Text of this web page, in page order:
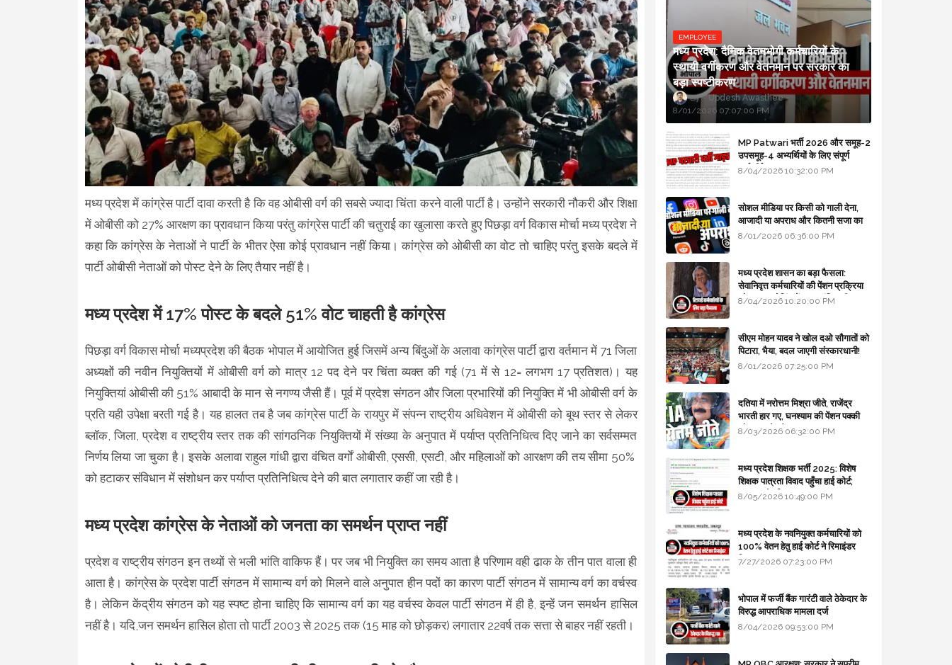
मध्य प्रदेश में कांग्रेस पार्टी दावा करती है कि वह ओबीसी वर्ग की सबसे ज्यादा चिंता करने वाली पार्टी है। उन्होंने सरकारी नौकरी और शिक्षा
में ओबीसी को 27% आरक्षण का प्रावधान किया परंतु कांग्रेस पार्टी की चतुराई का खुलासा करते हुए पिछड़ा वर्ग विकास मोर्चा मध्य प्रदेश ने
कहा कि कांग्रेस के नेताओं ने पार्टी के भीतर ऐसा कोई प्रावधान नहीं किया। कांग्रेस को ओबीसी का वोट तो चाहिए परंतु इसके बदले में
पार्टी ओबीसी नेताओं को पोस्ट देने के लिए तैयार नहीं है।
मध्य प्रदेश में 17% पोस्ट के बदले 51% वोट चाहती है कांग्रेस
पिछड़ा वर्ग विकास मोर्चा मध्यप्रदेश की बैठक भोपाल में आयोजित हुई जिसमें अन्य बिंदुओं के अलावा कांग्रेस पार्टी द्वारा वर्तमान में 71 जिला
अध्यक्षों की नवीन नियुक्तियों में ओबीसी वर्ग को मात्र 12 पद देने पर चिंता व्यक्त की गई (71 में से 12= लगभग 17 प्रतिशत)। यह
नियुक्तियां ओबीसी की 51% आबादी के मान से नगण्य जैसी हैं। पूर्व में प्रदेश संगठन और जिला प्रभारियों की नियुक्ति में भी ओबीसी वर्ग के
प्रति यही उपेक्षा बरती गई है। यह हालत तब है जब कांग्रेस पार्टी के रायपुर में संपन्न राष्ट्रीय अधिवेशन में ओबीसी को बूथ स्तर से लेकर
ब्लॉक, जिला, प्रदेश व राष्ट्रीय स्तर तक की सांगठनिक नियुक्तियों में संख्या के अनुपात में पर्याप्त प्रतिनिधित्व दिए जाने का सर्वसम्मत
निर्णय लिया जा चुका है। इसके अलावा राहुल गांधी द्वारा वंचित वर्गों ओबीसी, एससी, एसटी, और महिलाओं को आरक्षण की तय सीमा 50%
को हटाकर संविधान में संशोधन कर पर्याप्त प्रतिनिधित्व देने की बात लगातार कहीं जा रही है।
मध्य प्रदेश कांग्रेस के नेताओं को जनता का समर्थन प्राप्त नहीं
प्रदेश व राष्ट्रीय संगठन इन तथ्यों से भली भांति वाकिफ हैं। पर जब भी नियुक्ति का समय आता है परिणाम वही ढाक के तीन पात वाला ही
आता है। कांग्रेस के प्रदेश पार्टी संगठन में सामान्य वर्ग को मिलने वाले अनुपात हीन पदों का कारण पार्टी संगठन में सामान्य वर्ग का वर्चस्व
है। लेकिन केंद्रीय संगठन को यह स्पष्ट होना चाहिए कि सामान्य वर्ग का यह वर्चस्व केवल पार्टी संगठन में ही है, इन्हें जन समर्थन हासिल
नहीं है। यदि,जन समर्थन हासिल होता तो पार्टी 2003 से 2025 तक (15 माह को छोड़कर) लगातार 22वर्ष तक सत्ता से बाहर नहीं रहती।
EMPLOYEE
मध्य प्रदेश: दैनिक वेतनभोगी कर्मचारियों के
स्थायी वर्गीकरण और वेतनमान पर सरकार का
बड़ा स्पष्टीकरण
Updesh Awasthee
8/01/2026 07:07:00 PM
MP Patwari भर्ती 2026 और समूह-2
उपसमूह-4 अभ्यर्थियों के लिए संपूर्ण
मार्गदर्शिका
8/04/2026 10:32:00 PM
सोशल मीडिया पर किसी को गाली देना,
आजादी या अपराध और कितनी सजा का
प्रावधान - free legal advice
8/01/2026 06:36:00 PM
मध्य प्रदेश शासन का बड़ा फैसला:
सेवानिवृत्त कर्मचारियों की पेंशन प्रक्रिया
और बजट कोडिंग में हुए क्रांतिकारी
8/04/2026 10:20:00 PM
सीएम मोहन यादव ने खोल दओ सौगातों को
पिटारा, भैया, बदल जाएगी संस्कारधानी!
8/01/2026 07:25:00 PM
दतिया में नरोत्तम मिश्रा जीते, राजेंद्र
भारती हार गए, घनश्याम की पेंशन पक्की
और आशुतोष बैक टू...
8/03/2026 06:32:00 PM
मध्य प्रदेश शिक्षक भर्ती 2025: विशेष
शिक्षक पात्रता विवाद पहुँचा हाई कोर्ट;
सरकार से माँगा जवाब
8/05/2026 10:49:00 PM
मध्य प्रदेश के नवनियुक्त कर्मचारियों को
100% वेतन हेतु हाई कोर्ट ने रिमाइंडर
लिखा
7/27/2026 07:23:00 PM
भोपाल में फर्जी बैंक गारंटी वाले ठेकेदार के
विरुद्ध आपराधिक मामला दर्ज
8/04/2026 09:53:00 PM